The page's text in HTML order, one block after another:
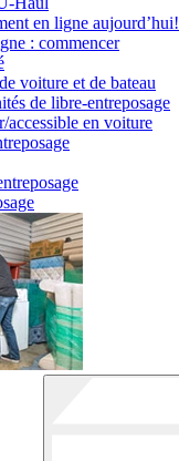
en ligne aujourd’hui!
: commencer
voiture et de bateau
de libre-entreposage
accessible en voiture